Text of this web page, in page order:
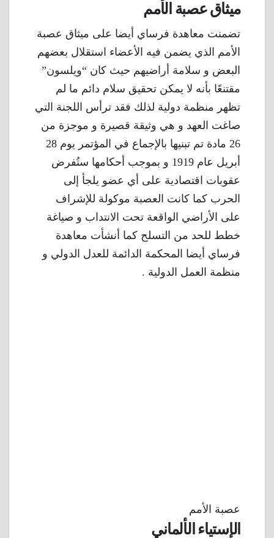
ميثاق عصبة الأمم
تضمنت معاهدة فرساي أيضا على ميثاق عصبة
الأمم الذي يضمن فيه الأعضاء استقلال بعضهم
البعض و سلامة أراضيهم حيث كان “ويلسون”
مقتنعًا بأنه لا يمكن تحقيق سلام دائم ما لم
تظهر منظمة دولية لذلك فقد ترأس اللجنة التي
صاغت العهد و هي وثيقة قصيرة و موجزة من
26 مادة تم تبنيها بالإجماع في المؤتمر يوم 28
أبريل عام 1919 و بموجب أحكامها ستُفرض
عقوبات اقتصادية على أي عضو يلجأ إلى
الحرب كما كانت العصبة موكولة للإشراف
على الأراضي الواقعة تحت الانتداب و صياغة
خطط للحد من التسلح كما أنشأت معاهدة
فرساي أيضا المحكمة الدائمة للعدل الدولي و
منظمة العمل الدولية .
عصبة الأمم
الإستياء الألماني